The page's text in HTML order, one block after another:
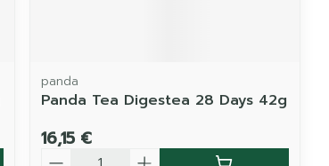
panda
Panda Tea Digestea 28 Days 42g
16,15 €
Quantité